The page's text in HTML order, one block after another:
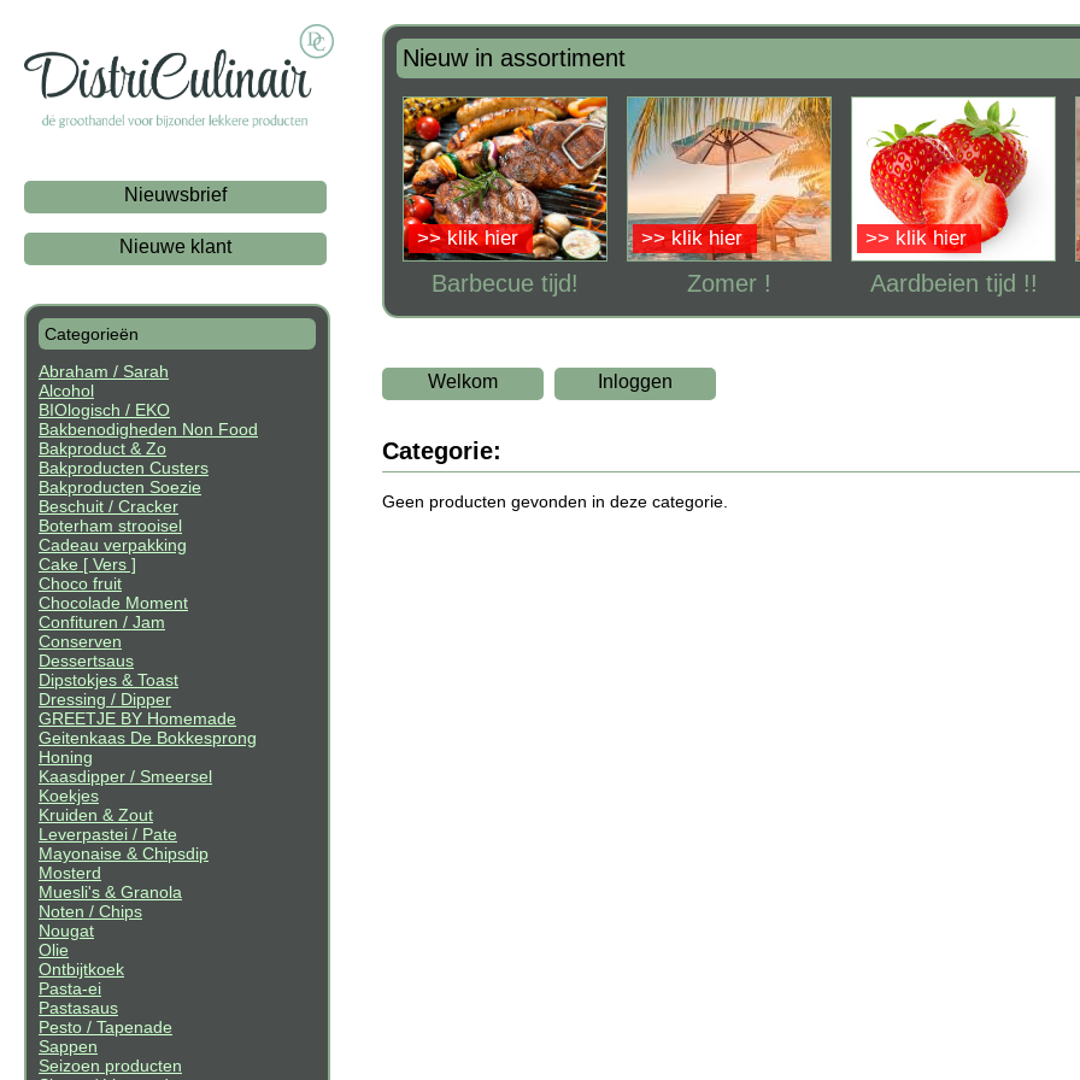
Nieuwsbrief
Nieuwe klant
Categorieën
Abraham / Sarah
Alcohol
BIOlogisch / EKO
Bakbenodigheden Non Food
Bakproduct & Zo
Bakproducten Custers
Bakproducten Soezie
Beschuit / Cracker
Boterham strooisel
Cadeau verpakking
Cake [ Vers ]
Choco fruit
Chocolade Moment
Confituren / Jam
Conserven
Dessertsaus
Dipstokjes & Toast
Dressing / Dipper
GREETJE BY Homemade
Geitenkaas De Bokkesprong
Honing
Kaasdipper / Smeersel
Koekjes
Kruiden & Zout
Leverpastei / Pate
Mayonaise & Chipsdip
Mosterd
Muesli's & Granola
Noten / Chips
Nougat
Olie
Ontbijtkoek
Pasta-ei
Pastasaus
Pesto / Tapenade
Sappen
Seizoen producten
Nieuw in assortiment
Barbecue tijd!
>> klik hier
Zomer !
>> klik hier
Aardbeien tijd !!
>> klik hier
Welkom Inloggen
Categorie:
Geen producten gevonden in deze categorie.